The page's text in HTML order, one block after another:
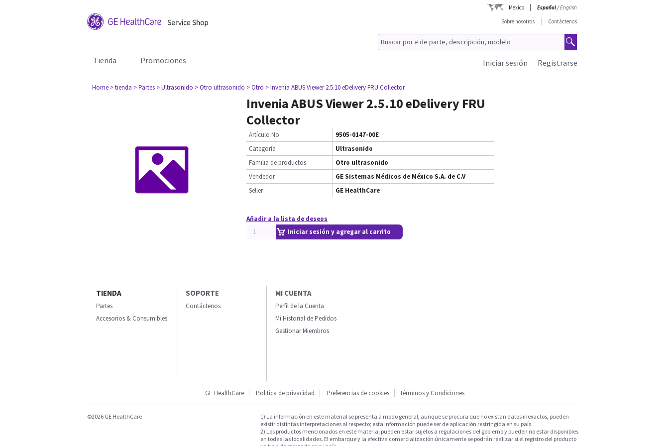
Mexico Español/English
Sobre nosotros
Contáctenos
Tienda Promociones Registrarse
Iniciar sesión
Home > tienda > Partes > Ultrasonido > Otro ultrasonido > Otro > Invenia ABUS Viewer 2.5.10 eDelivery FRU Collector
Invenia ABUS Viewer 2.5.10 eDelivery FRU
Collector
Artículo No.
9505-0147-00E
Categoría
Ultrasonido
Familia de productos
Otro ultrasonido
Vendedor
GE Sistemas Médicos de México S.A. de C.V
Seller
GE HealthCare
Añadir a la lista de deseos
Iniciar sesión y agregar al carrito
TIENDA
Partes
Accesorios & Consumibles
SOPORTE
Contáctenos
MI CUENTA
Perfil de la Cuenta
Mi Historial de Pedidos
Gestionar Miembros
GE HealthCare Politica de privacidad Preferencias de cookies Términos y Condiciones
©2026 GE HealthCare
1) La información en este material se presenta a modo general, aunque se procura que no existan datos inexactos, pueden
existir distintas interpretaciones al respecto; esta información puede ser de aplicación restringida en su país.
2) Los productos mencionados en este material pueden estar sujetos a regulaciones del gobierno y pueden no estar disponibles
en todas las localidades. El embarque y la efectiva comercialización únicamente se podrán realizar si el registro del producto